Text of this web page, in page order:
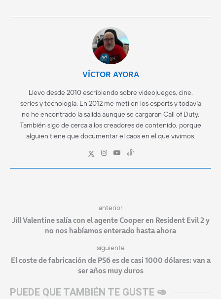
VÍCTOR AYORA
Llevo desde 2010 escribiendo sobre videojuegos, cine,
series y tecnología. En 2012 me metí en los esports y todavía
no he encontrado la salida aunque se cargaran Call of Duty.
También sigo de cerca a los creadores de contenido, porque
alguien tiene que documentar el caos en el que vivimos.
anterior
Jill Valentine salía con el agente Cooper en Resident Evil 2 y
no nos habíamos enterado hasta ahora
siguiente
El coste de fabricación de PS6 es de casi 1000 dólares: van a
ser años muy duros
PUEDE QUE TAMBIÉN TE GUSTE 🥑